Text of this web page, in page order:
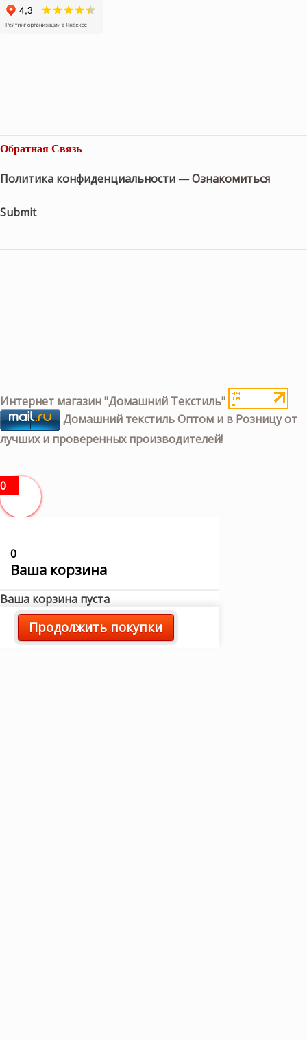
Обратная Связь
Политика конфиденциальности —Ознакомиться
Submit
Интернет магазин "Домашний Текстиль"
Домашний текстиль Оптом и в Розницу от
лучших и проверенных производителей!
0
0
Ваша корзина
Ваша корзина пуста
Продолжить покупки